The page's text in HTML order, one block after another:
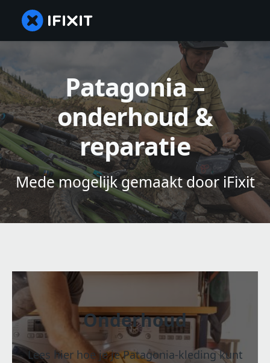
Patagonia –
onderhoud &
reparatie
Mede mogelijk gemaakt door iFixit
Onderhoud
Lees hier hoe je je Patagonia-kleding kunt